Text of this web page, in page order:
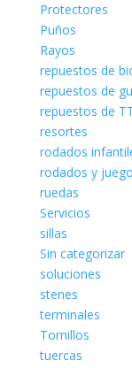
Protectores
Puños
Rayos
repuestos de
repuestos de
repuestos de
resortes
rodados
rodados y
ruedas
Servicios
sillas
Sin categorizar
soluciones
stenes
terminales
Tornillos
tuercas